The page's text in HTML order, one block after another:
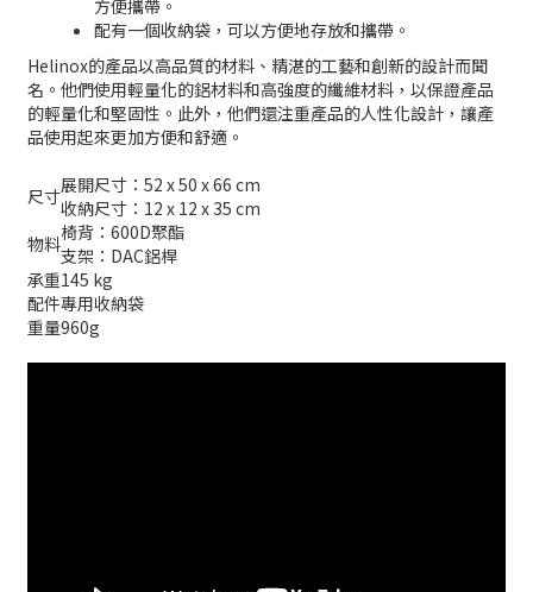
方便攜帶。
配有一個收納袋，可以方便地存放和攜帶。
Helinox的產品以高品質的材料、精湛的工藝和創新的設計而聞
名。他們使用輕量化的鋁材料和高強度的纖維材料，以保證產品
的輕量化和堅固性。此外，他們還注重產品的人性化設計，讓產
品使用起來更加方便和舒適。
尺寸展開尺寸：52 x 50 x 66 cm
收納尺寸：12 x 12 x 35 cm
物料椅背：600D聚酯
支架：DAC鋁桿
承重145 kg
配件專用收納袋
重量960g